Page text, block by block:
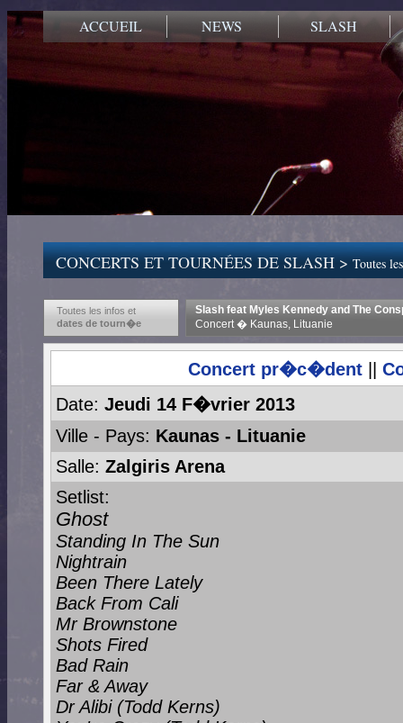
ACCUEIL NEWS SLASH
CONCERTS ET TOURNÉES DE SLASH >Toutes
Toutes les infos et
dates de tourn�e
Slash feat Myles Kennedy and The
Concert � Kaunas, Lituanie
Concert pr�c�dent ||
Date: Jeudi 14 F�vrier 2013
Ville - Pays: Kaunas - Lituanie
Salle: Zalgiris Arena
Setlist:
Ghost
Standing In The Sun
Nightrain
Been There Lately
Back From Cali
Mr Brownstone
Shots Fired
Bad Rain
Far & Away
Dr Alibi (Todd Kerns)